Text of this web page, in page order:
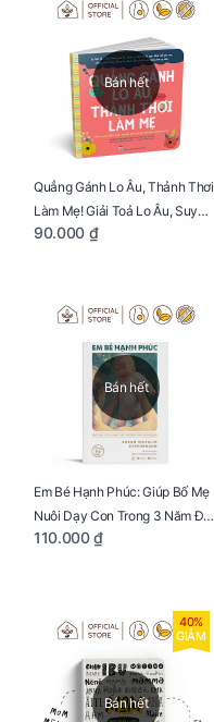
Bán hết
Quẳng Gánh Lo Âu, Thảnh Thơi
Làm Mẹ! Giải Toả Lo Âu, Suy
Nghĩ Tiêu Cực Cho Mẹ
90.000 ₫
Bán hết
Em Bé Hạnh Phúc: Giúp Bố Mẹ
Nuôi Dạy Con Trong 3 Năm Đầu
Đời
110.000 ₫
Bán hết
40%
GIẢM